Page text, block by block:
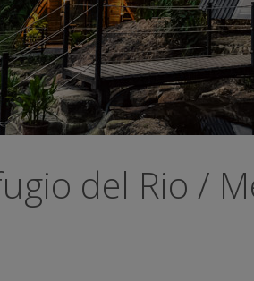
del Rio /